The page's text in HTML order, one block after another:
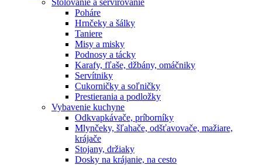
Stolovanie a servírovanie
Poháre
Hrnčeky a šálky
Taniere
Misy a misky
Podnosy a tácky
Karafy, fľaše, džbány, omáčniky
Servítniky
Cukorničky a soľničky
Prestierania a podložky
Vybavenie kuchyne
Odkvapkávače, príborníky
Mlynčeky, šľahače, odšťavovače, mažiare,
krájače
Stojany, držiaky
Dosky na krájanie, na cesto